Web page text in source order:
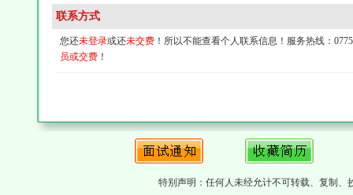
联系方式
您还未登录或还未交费 ！所以不能查看个人联系信息！服务热线：
员或交费 ！
特别声明：任何人未经允计不可转载、复制